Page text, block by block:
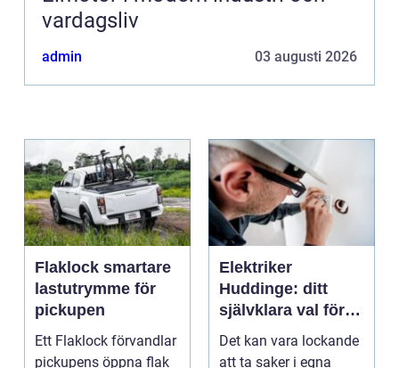
vardagsliv
admin 03 augusti 2026
Flaklock smartare
lastutrymme för
pickupen
Ett Flaklock förvandlar
pickupens öppna flak
Elektriker
Huddinge: ditt
självklara val för
säker elinstallation
Det kan vara lockande
att ta saker i egna